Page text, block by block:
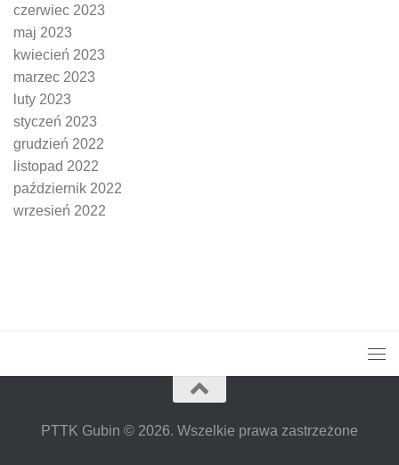
czerwiec 2023
maj 2023
kwiecień 2023
marzec 2023
luty 2023
styczeń 2023
grudzień 2022
listopad 2022
październik 2022
wrzesień 2022
PTTK Gubin © 2026. Wszelkie prawa zastrzeżone